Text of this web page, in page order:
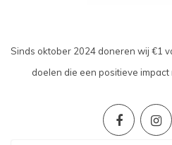
Sinds oktober 2024 doneren wij €1
doelen die een positieve impact